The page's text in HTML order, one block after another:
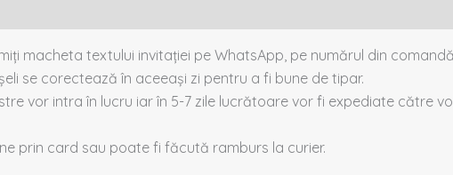
macheta textului invitației pe WhatsApp, pe numărul din
se corectează în aceeași zi pentru a fi bune de tipar.
vor intra în lucru iar în 5-7 zile lucrătoare vor fi expediate către
prin card sau poate fi făcută ramburs la curier.